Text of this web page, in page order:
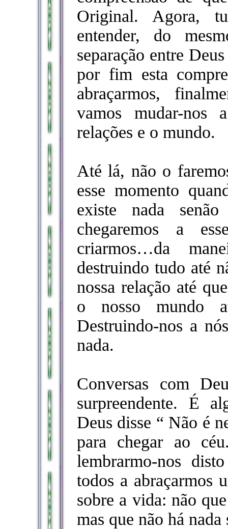
Original. Agora,
entender, do
separação entre
por fim esta
abraçarmos,
vamos mudar-nos
relações e o mundo.
Até lá, não o
esse momento
existe nada senão
chegaremos a
criarmos…da
destruindo tudo até
nossa relação até
o nosso mundo
Destruindo-nos a
nada.
Conversas com
surpreendente. É
Deus disse “ Não é
para chegar ao
lembrarmo-nos
todos a abraçarmos
sobre a vida: não
mas que não há nada